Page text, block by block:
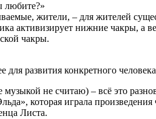
любите?»
жители, – для жителей
активизирует нижние чакры, а
чакры.
развития конкретного
не считаю) – всё это
которая играла
Листа.